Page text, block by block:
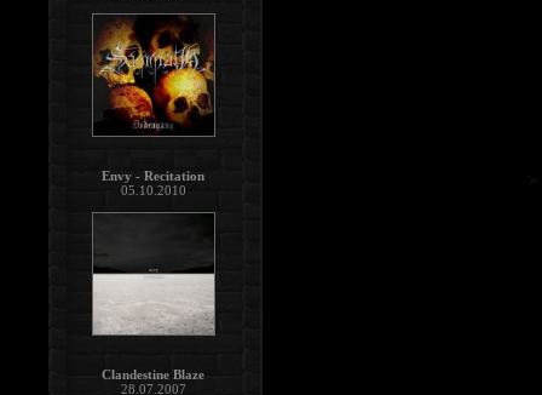
Envy - Recitation
05.10.2010
Clandestine Blaze
28.07.2007